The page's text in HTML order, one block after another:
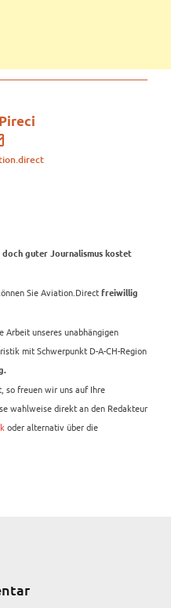
guter Journalismus kostet
Sie Aviation.Direct freiwillig
Arbeit unseres unabhängigen
mit Schwerpunkt D-A-CH-Region
so freuen wir uns auf Ihre
wahlweise direkt an den Redakteur
oder alternativ über die